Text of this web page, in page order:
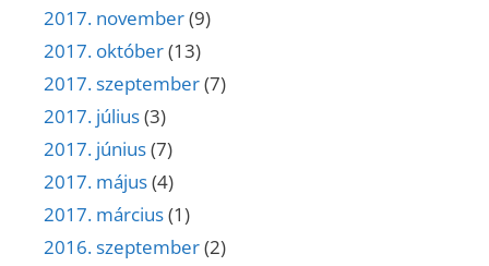
2017. november(9)
2017. október(13)
2017. szeptember(7)
2017. július(3)
2017. június(7)
2017. május(4)
2017. március(1)
2016. szeptember(2)